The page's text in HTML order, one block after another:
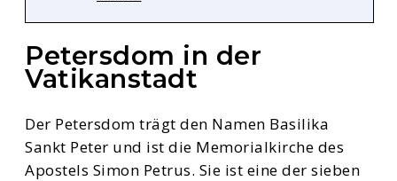
Petersdom in der
Vatikanstadt
Der Petersdom trägt den Namen Basilika
Sankt Peter und ist die Memorialkirche des
Apostels Simon Petrus. Sie ist eine der sieben